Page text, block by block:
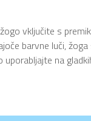
vključite s
barvne luči,
uporabljajte na